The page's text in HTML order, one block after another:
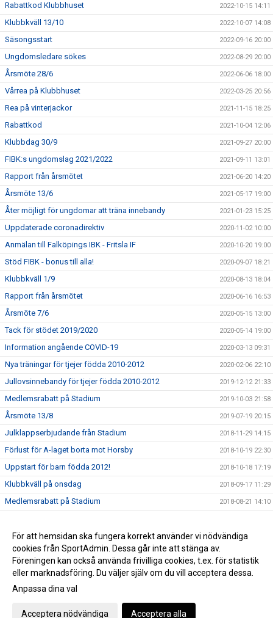
Rabattkod Klubbhuset 2022-10-15 14:11
Klubbkväll 13/10 2022-10-07 14:08
Säsongsstart 2022-09-16 20:00
Ungdomsledare sökes 2022-08-29 20:00
Årsmöte 28/6 2022-06-06 18:00
Vårrea på Klubbhuset 2022-03-25 20:56
Rea på vinterjackor 2021-11-15 18:25
Rabattkod 2021-10-04 12:06
Klubbdag 30/9 2021-09-27 20:00
FIBK:s ungdomslag 2021/2022 2021-09-11 13:01
Rapport från årsmötet 2021-06-20 14:20
Årsmöte 13/6 2021-05-17 19:00
Åter möjligt för ungdomar att träna innebandy 2021-01-23 15:25
Uppdaterade coronadirektiv 2020-11-02 10:00
Anmälan till Falköpings IBK - Fritsla IF 2020-10-20 19:00
Stöd FIBK - bonus till alla! 2020-09-07 18:21
Klubbkväll 1/9 2020-08-13 18:04
Rapport från årsmötet 2020-06-16 16:53
Årsmöte 7/6 2020-05-15 13:00
Tack för stödet 2019/2020 2020-05-14 19:00
Information angående COVID-19 2020-03-13 09:31
Nya träningar för tjejer födda 2010-2012 2020-02-06 22:10
Jullovsinnebandy för tjejer födda 2010-2012 2019-12-12 21:33
Medlemsrabatt på Stadium 2019-10-03 21:58
Årsmöte 13/8 2019-07-19 20:15
Julklappserbjudande från Stadium 2018-11-29 14:15
Förlust för A-laget borta mot Horsby 2018-10-19 22:30
Uppstart för barn födda 2012! 2018-10-18 17:19
Klubbkväll på onsdag 2018-09-17 11:29
Medlemsrabatt på Stadium 2018-08-21 14:10
Rapport från ungdomsavslutningen 2018-04-10 16:58
God jul och gott nytt år från Falköpings IBK 2017-12-21 11:02
Gå till Webbversion
För att hemsidan ska fungera korrekt använder vi nödvändiga
cookies från SportAdmin. Dessa går inte att stänga av.
Föreningen kan också använda frivilliga cookies, t.ex. för statistik
eller marknadsföring. Du väljer själv om du vill acceptera dessa.
Anpassa dina val
Acceptera nödvändiga Acceptera alla